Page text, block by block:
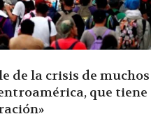
de la crisis de muchos
que tiene